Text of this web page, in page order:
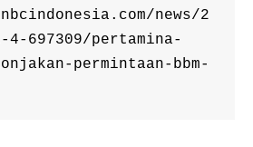
news/2
4-697309/pertamina-
permintaan-bbm-